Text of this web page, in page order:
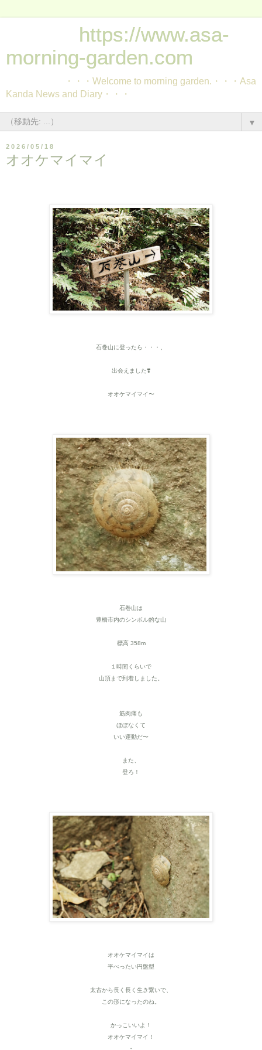
https://www.asa-
morning-garden.com
・・・Welcome to morning garden.・・・Asa
Kanda News and Diary・・・
▼
2026/05/18
オオケマイマイ
石巻山に登ったら・・・、
出会えました❣️
オオケマイマイ〜
石巻山は
豊橋市内のシンボル的な山
標高 358m
１時間くらいで
山頂まで到着しました。
筋肉痛も
ほぼなくて
いい運動だ〜
また、
登ろ！
オオケマイマイは
平べったい円盤型
太古から長く長く生き繋いで、
この形になったのね。
かっこいいよ！
オオケマイマイ！
・